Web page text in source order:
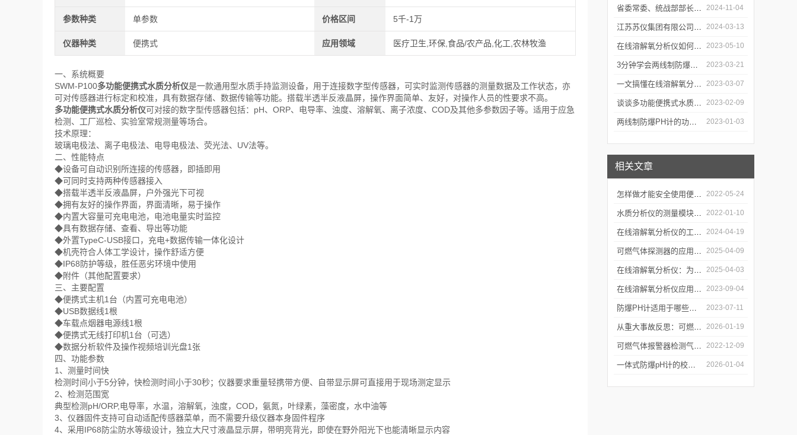
省委常委、统战部部长胡广杰来金调研 2024-11-04
江苏苏仪集团有限公司感恩回顾2023 携手并进2024 2024-03-13
在线溶解氧分析仪如何校准和维护？ 2023-05-10
3分钟学会两线制防爆PH计的操作步骤 2023-03-21
一文搞懂在线溶解氧分析仪的10个性能特点 2023-03-07
谈谈多功能便携式水质分析仪的功能特点 2023-02-09
两线制防爆PH计的功能特点有哪些？看完下文就知道了 2023-01-03
相关文章
怎样做才能安全使用便携水质分析仪？ 2022-05-24
水质分析仪的测量模块究竟具有哪些功能呢？ 2022-01-10
在线溶解氧分析仪的工作原理及其在环境监测中的应用 2024-04-19
可燃气体探测器的应用场景及选购要点介绍 2025-04-09
在线溶解氧分析仪：为水产养殖提供科学依据 2025-04-03
在线溶解氧分析仪应用于监测水体中溶解氧含量 2023-09-04
防爆PH计适用于哪些环境条件？ 2023-07-11
从重大事故反思：可燃气体探测器为何是最后一道“技术防线”？ 2026-01-19
可燃气体报警器检测气体主要靠哪些？ 2022-12-09
一体式防爆pH计的校准方法与精度影响因素 2026-01-04
参数种类 单参数 价格区间 5千-1万
仪器种类 便携式 应用领域 医疗卫生,环保,食品/农产品,化工,农林牧渔
一、系统概要
SWM-P100多功能便携式水质分析仪是一款通用型水质手持监测设备，用于连接数字型传感器，可实时监测传感器的测量数据及工作状态，亦
可对传感器进行标定和校准，具有数据存储、数据传输等功能。搭载半透半反液晶屏，操作界面简单、友好，对操作人员的性要求不高。
多功能便携式水质分析仪可对接的数字型传感器包括：pH、ORP、电导率、浊度、溶解氧、离子浓度、COD及其他多参数因子等。适用于应急
检测、工厂巡检、实验室常规测量等场合。
技术原理：
玻璃电极法、离子电极法、电导电极法、荧光法、UV法等。
二、性能特点
◆设备可自动识别所连接的传感器，即插即用
◆可同时支持两种传感器接入
◆搭载半透半反液晶屏，户外强光下可视
◆拥有友好的操作界面，界面清晰，易于操作
◆内置大容量可充电电池，电池电量实时监控
◆具有数据存储、查看、导出等功能
◆外置TypeC-USB接口，充电+数据传输一体化设计
◆机壳符合人体工学设计，操作舒适方便
◆IP68防护等级，胜任恶劣环境中使用
◆附件（其他配置要求）
三、主要配置
◆便携式主机1台（内置可充电电池）
◆USB数据线1根
◆车载点烟器电源线1根
◆便携式无线打印机1台（可选）
◆数据分析软件及操作视频培训光盘1张
四、功能参数
1、测量时间快
检测时间小于5分钟，快检测时间小于30秒；仪器要求重量轻携带方便、自带显示屏可直接用于现场测定显示
2、检测范围宽
典型检测pH/ORP,电导率，水温，溶解氧，浊度，COD，氨氮，叶绿素，藻密度，水中油等
3、仪器固件支持可自动适配传感器菜单，而不需要升级仪器本身固件程序
4、采用IP68防尘防水等级设计，独立大尺寸液晶显示屏，带明亮背光，即使在野外阳光下也能清晰显示内容